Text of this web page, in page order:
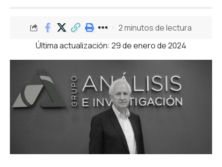
Última actualización: 29 de enero de 2024
2 minutos de lectura